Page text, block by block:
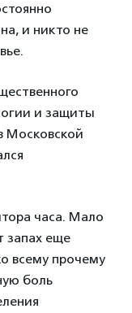
и никто не
и защиты
Московской
часа. Мало
запах еще
всему прочему
боль